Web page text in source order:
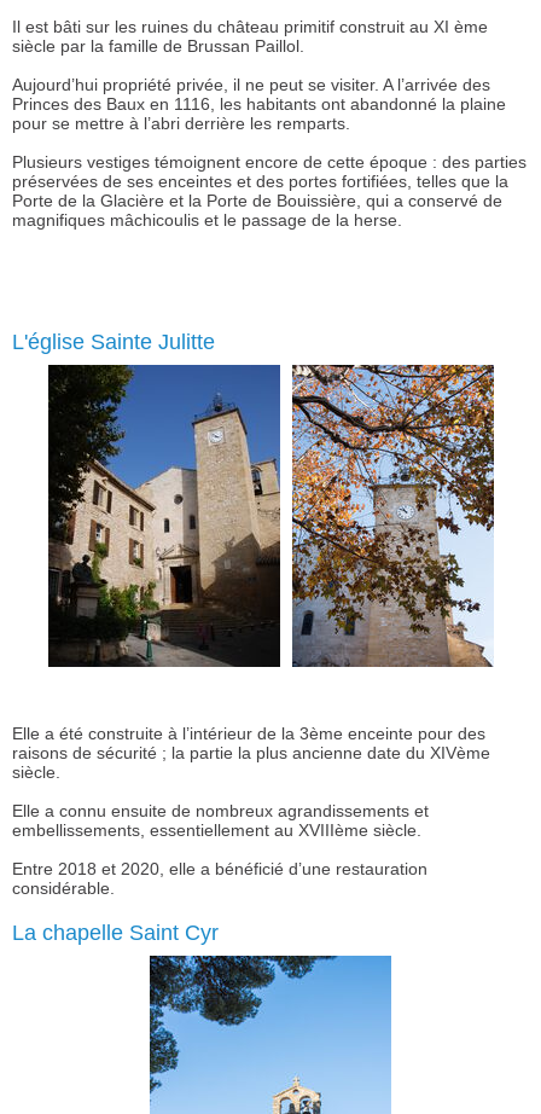
Il est bâti sur les ruines du château primitif construit au XI ème
siècle par la famille de Brussan Paillol.
Aujourd’hui propriété privée, il ne peut se visiter. A l’arrivée des
Princes des Baux en 1116, les habitants ont abandonné la plaine
pour se mettre à l’abri derrière les remparts.
Plusieurs vestiges témoignent encore de cette époque : des parties
préservées de ses enceintes et des portes fortifiées, telles que la
Porte de la Glacière et la Porte de Bouissière, qui a conservé de
magnifiques mâchicoulis et le passage de la herse.
L'église Sainte Julitte
Elle a été construite à l’intérieur de la 3ème enceinte pour des
raisons de sécurité ; la partie la plus ancienne date du XIVème
siècle.
Elle a connu ensuite de nombreux agrandissements et
embellissements, essentiellement au XVIIIème siècle.
Entre 2018 et 2020, elle a bénéficié d’une restauration
considérable.
La chapelle Saint Cyr